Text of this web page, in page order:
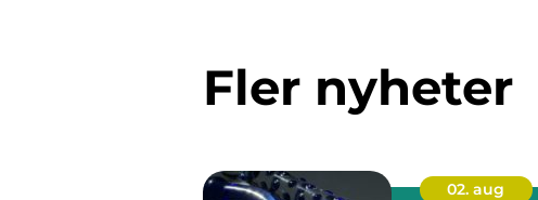
Fler nyheter
02. aug